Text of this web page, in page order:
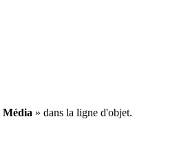
Média » dans la ligne d'objet.